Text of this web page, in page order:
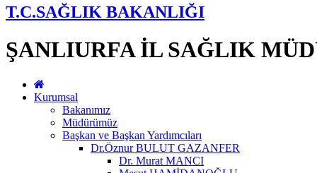
T.C.SAĞLIK BAKANLIĞI
ŞANLIURFA İL SAĞLIK
Kurumsal
Bakanımız
Müdürümüz
Başkan ve Başkan Yardımcıları
Dr.Öznur BULUT GAZANFER
Dr. Murat MANCI